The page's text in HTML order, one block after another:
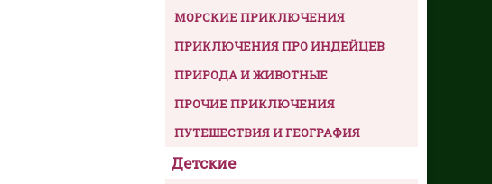
МОРСКИЕ ПРИКЛЮЧЕНИЯ
ПРИКЛЮЧЕНИЯ ПРО ИНДЕЙЦЕВ
ПРИРОДА И ЖИВОТНЫЕ
ПРОЧИЕ ПРИКЛЮЧЕНИЯ
ПУТЕШЕСТВИЯ И ГЕОГРАФИЯ
Детские